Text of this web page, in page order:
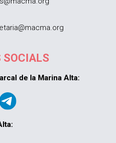
SOCIALS
de la Marina Alta: